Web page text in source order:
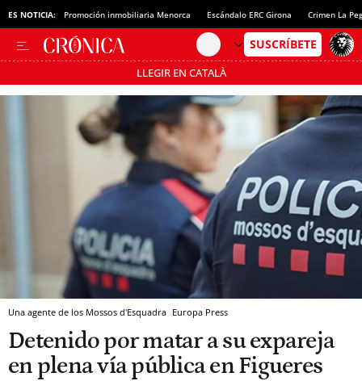
ES NOTICIA: Promoción inmobiliaria Menorca Escándalo ERC Girona Crimen La
LLEGIR EN CATALÀ
Pásate al MODO AHORRO
Una agente de los Mossos d'Esquadra Europa Press
Detenido por matar a su expareja
en plena vía pública en Figueres